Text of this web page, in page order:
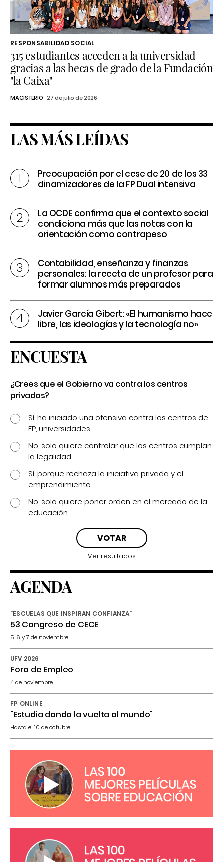
RESPONSABILIDAD SOCIAL
315 estudiantes acceden a la universidad
gracias a las becas de grado de la Fundación
"la Caixa"
MAGISTERIO 27 de julio de 2026
LAS MÁS LEÍDAS
Preocupación por el cese de 20 de los 33
dinamizadores de la FP Dual intensiva
La OCDE confirma que el contexto social
condiciona más que las notas con la
orientación como contrapeso
Contabilidad, enseñanza y finanzas
personales: la receta de un profesor para
formar alumnos más preparados
Javier García Gibert: «El humanismo hace
libre, las ideologías y la tecnología no»
ENCUESTA
¿Crees que el Gobierno va contra los centros
privados?
Sí, ha iniciado una ofensiva contra los centros de
FP, universidades...
No, solo quiere controlar que los centros cumplan
la legalidad
Sí, porque rechaza la iniciativa privada y el
emprendimiento
No, solo quiere poner orden en el mercado de la
educación
Ver resultados
AGENDA
"ESCUELAS QUE INSPIRAN CONFIANZA"
53 Congreso de CECE
5, 6 y 7 de noviembre
UFV 2026
Foro de Empleo
4 de noviembre
FP ONLINE
"Estudia dando la vuelta al mundo"
Hasta el 10 de octubre